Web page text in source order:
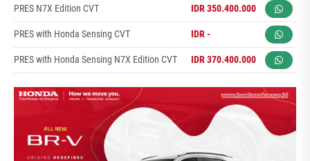
PRES N7X Edition CVT IDR 350.400.000
PRES with Honda Sensing CVT IDR -
PRES with Honda Sensing N7X Edition CVT IDR 370.400.000